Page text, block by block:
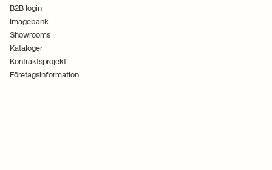
B2B login
Imagebank
Showrooms
Kataloger
Kontraktsprojekt
Företagsinformation